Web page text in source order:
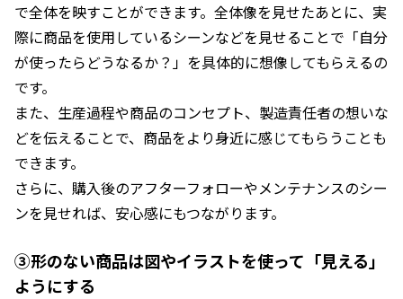
で全体を映すことができます。全体像を見せたあとに、実
際に商品を使用しているシーンなどを見せることで「自分
が使ったらどうなるか？」を具体的に想像してもらえるの
です。
また、生産過程や商品のコンセプト、製造責任者の想いな
どを伝えることで、商品をより身近に感じてもらうことも
できます。
さらに、購入後のアフターフォローやメンテナンスのシー
ンを見せれば、安心感にもつながります。
③形のない商品は図やイラストを使って「見える」
ようにする